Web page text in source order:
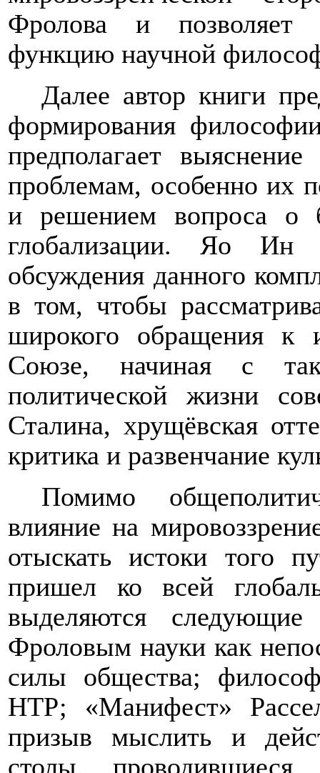
Фролова и позволяет
функцию научной
Далее автор книги
формирования
предполагает выяснение
проблемам, особенно их
и решением вопроса о
глобализации. Яо Ин
обсуждения данного
в том, чтобы
широкого обращения к
Союзе, начиная с
политической жизни
Сталина, хрущёвская
критика и развенчание
Помимо
влияние на
отыскать истоки того
пришел ко всей
выделяются следующие
Фроловым науки как
силы общества;
НТР; «Манифест»
призыв мыслить и
столы,